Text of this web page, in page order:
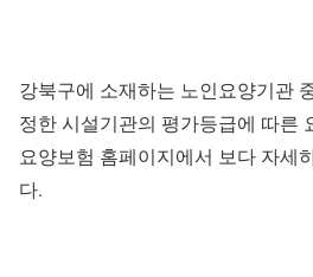
강북구에 소재하는 노인요양기관
정한 시설기관의 평가등급에 따른
요양보험 홈페이지에서 보다 자세
다.